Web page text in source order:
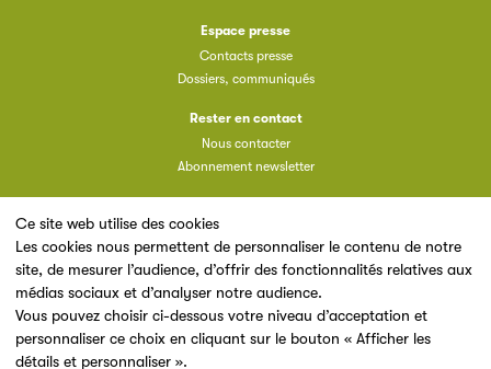
Ce site web utilise des cookies
Les cookies nous permettent de personnaliser le contenu de notre
site, de mesurer l’audience, d’offrir des fonctionnalités relatives aux
médias sociaux et d’analyser notre audience.
Vous pouvez choisir ci-dessous votre niveau d’acceptation et
personnaliser ce choix en cliquant sur le bouton « Afficher les
détails et personnaliser ».
Espace presse
Contacts presse
Dossiers, communiqués
Rester en contact
Nous contacter
Abonnement newsletter
Un site du